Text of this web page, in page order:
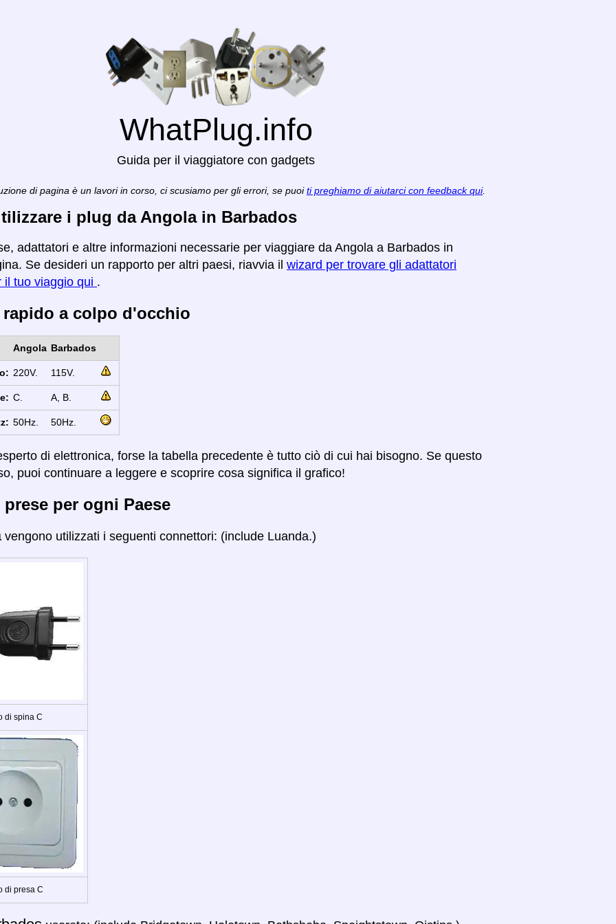
WhatPlug.info
Guida per il viaggiatore con gadgets
di pagina è un lavori in corso, ci scusiamo per gli errori, se puoi ti preghiamo di aiutarci con feedback qui.
i plug da Angola in Barbados
adattatori e altre informazioni necessarie per viaggiare da Angola a Barbados in
Se desideri un rapporto per altri paesi, riavvia il wizard per trovare gli adattatori
il tuo viaggio qui .
a colpo d'occhio
Angola Barbados
220V. 115V.
C. A, B.
50Hz. 50Hz.
di elettronica, forse la tabella precedente è tutto ciò di cui hai bisogno. Se questo
puoi continuare a leggere e scoprire cosa significa il grafico!
prese per ogni Paese
vengono utilizzati i seguenti connettori: (include Luanda.)
di spina C
di presa C